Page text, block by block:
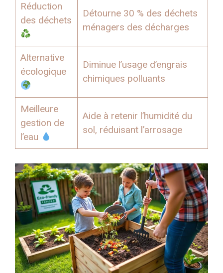
Réduction
des déchets
Détourne 30 % des déchets
ménagers des décharges
Alternative
écologique
Diminue l’usage d’engrais
chimiques polluants
Meilleure
gestion de
l’eau
Aide à retenir l’humidité du
sol, réduisant l’arrosage